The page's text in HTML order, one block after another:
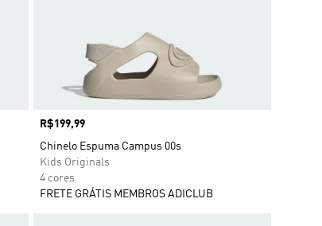
Preço
R$199,99
Chinelo Espuma Campus 00s
Kids Originals
4 cores
FRETE GRÁTIS MEMBROS ADICLUB